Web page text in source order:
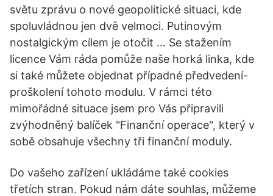
světu zprávu o nové geopolitické situaci, kde
spoluvládnou jen dvě velmoci. Putinovým
nostalgickým cílem je otočit … Se stažením
licence Vám ráda pomůže naše horká linka, kde
si také můžete objednat případné předvedení-
proškolení tohoto modulu. V rámci této
mimořádné situace jsem pro Vás připravili
zvýhodněný balíček "Finanční operace", který v
sobě obsahuje všechny tři finanční moduly.
Do vašeho zařízení ukládáme také cookies
třetích stran. Pokud nám dáte souhlas, můžeme